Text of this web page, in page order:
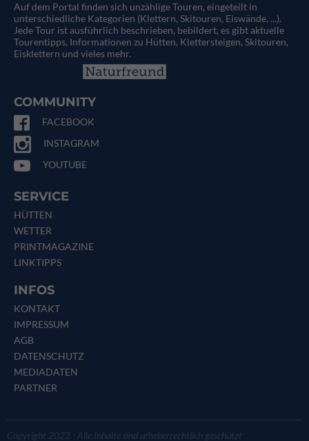
Auf dem Portal finden sich unzählige Touren, eingeteilt in
unterschiedliche Kategorien (Klettern, Skitouren, Eiswände, ...).
Jede Tour ist ausführlich beschrieben, bebildert, es gibt aktuelle
Tourentipps, Informationen zu Hütten, Klettersteigen, Skitouren,
Eisklettern und vieles mehr.
COMMUNITY
FACEBOOK
INSTAGRAM
YOUTUBE
SERVICE
HÜTTEN
WETTER
PRINTMAGAZINE
LINKTIPPS
INFOS
KONTAKT
IMPRESSUM
AGB
DATENSCHUTZ
MEDIADATEN
PARTNER
Copyright 2022 - Alle Inhalte sind urheberrechtlich geschützt